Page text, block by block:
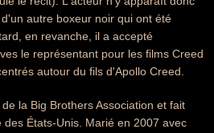
autre boxeur noir qui ont été
en revanche, il a accepté
le représentant pour les films Creed
autour du fils d'Apollo Creed.
la Big Brothers Association et fait
États-Unis. Marié en 2007 avec